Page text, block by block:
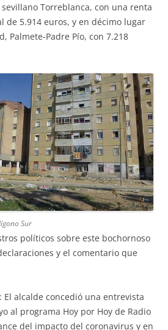
Torreblanca, con una renta
de 5.914 euros, y en décimo lugar
Palmete-Padre Pío, con 7.218
Sur
políticos sobre este bochornoso
y el comentario que
: El alcalde concedió una entrevista
al programa Hoy por Hoy de Radio
del impacto del coronavirus y en